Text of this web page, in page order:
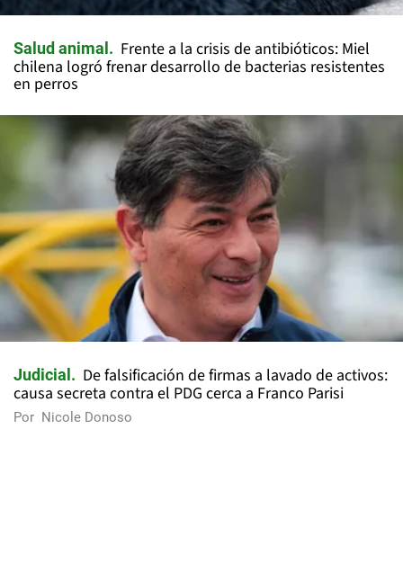
Salud animal
Frente a la crisis de antibióticos: Miel
chilena logró frenar desarrollo de bacterias resistentes
en perros
Judicial
De falsificación de firmas a lavado de activos:
causa secreta contra el PDG cerca a Franco Parisi
Por Nicole Donoso